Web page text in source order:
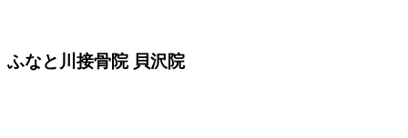
ふなと川接骨院 貝沢院